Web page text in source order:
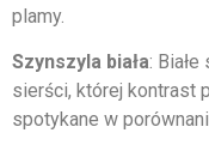
plamy.
Szynszyla biała:
sierści, której kontrast
spotykane w